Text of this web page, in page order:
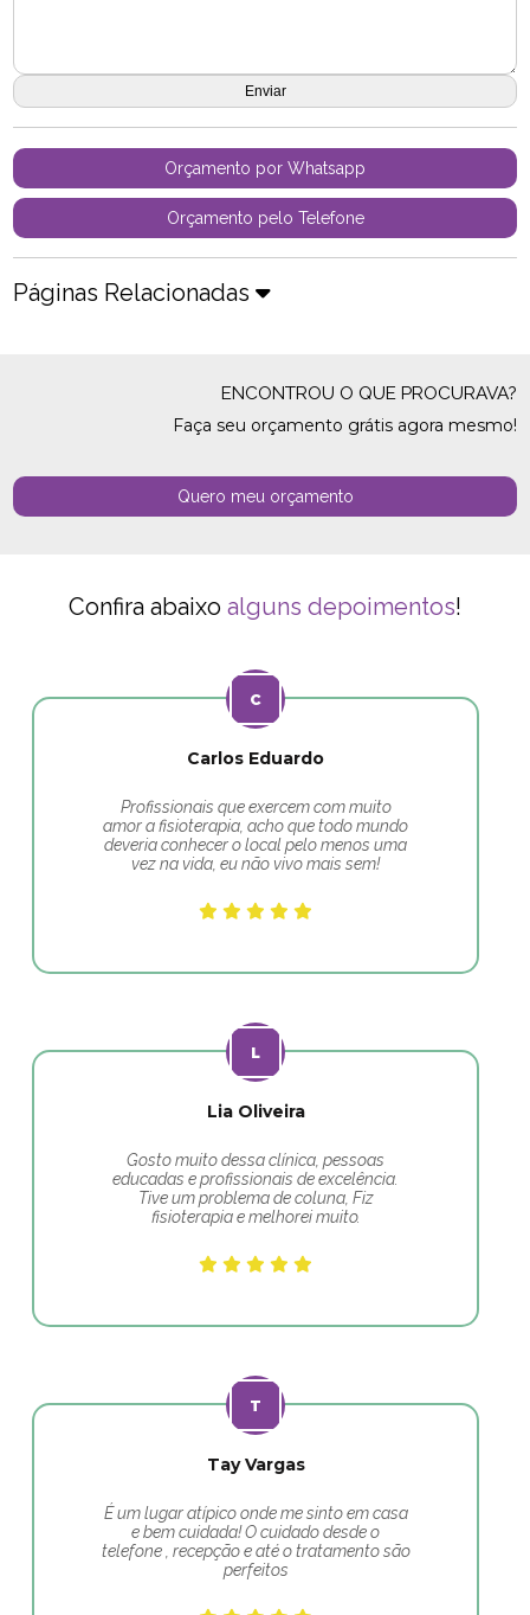
Orçamento por Whatsapp
Orçamento pelo Telefone
Páginas Relacionadas
ENCONTROU O QUE PROCURAVA?
Faça seu orçamento grátis agora mesmo!
Quero meu orçamento
Confira abaixo alguns depoimentos!
Carlos Eduardo
Profissionais que exercem com muito
amor a fisioterapia, acho que todo mundo
deveria conhecer o local pelo menos uma
vez na vida, eu não vivo mais sem!
Lia Oliveira
Gosto muito dessa clínica, pessoas
educadas e profissionais de excelência.
Tive um problema de coluna, Fiz
fisioterapia e melhorei muito.
Tay Vargas
É um lugar atípico onde me sinto em casa
e bem cuidada! O cuidado desde o
telefone , recepção e até o tratamento são
perfeitos